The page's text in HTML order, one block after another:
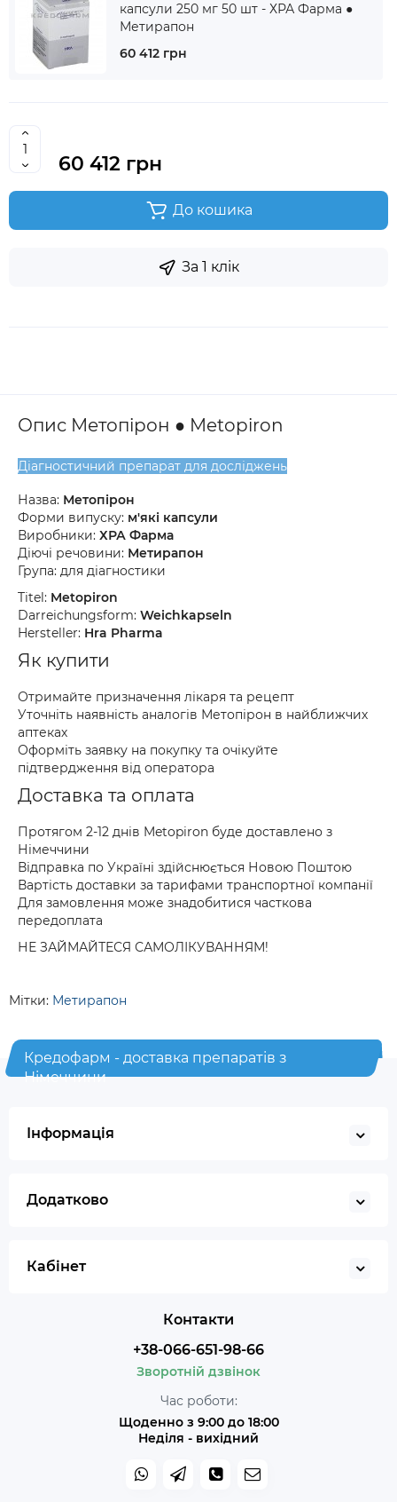
капсули 250 мг 50 шт - ХРА Фарма ●
Метирапон
60 412 грн
60 412 грн
До кошика
За 1 клік
Опис Метопірон ● Metopiron
Діагностичний препарат для досліджень
Назва: Метопірон
Форми випуску: м'які капсули
Виробники: ХРА Фарма
Діючі речовини: Метирапон
Група: для діагностики
Titel: Metopiron
Darreichungsform: Weichkapseln
Hersteller: Hra Pharma
Як купити
Отримайте призначення лікаря та рецепт
Уточніть наявність аналогів Метопірон в найближчих
аптеках
Оформіть заявку на покупку та очікуйте
підтвердження від оператора
Доставка та оплата
Протягом 2-12 днів Metopiron буде доставлено з
Німеччини
Відправка по Україні здійснюється Новою Поштою
Вартість доставки за тарифами транспортної компанії
Для замовлення може знадобитися часткова
передоплата
НЕ ЗАЙМАЙТЕСЯ САМОЛІКУВАННЯМ!
Мітки: Метирапон
Кредофарм - доставка препаратів з
Німеччини
Інформація
Додатково
Кабінет
Контакти
+38-066-651-98-66
Зворотній дзвінок
Час роботи:
Щоденно з 9:00 до 18:00
Неділя - вихідний